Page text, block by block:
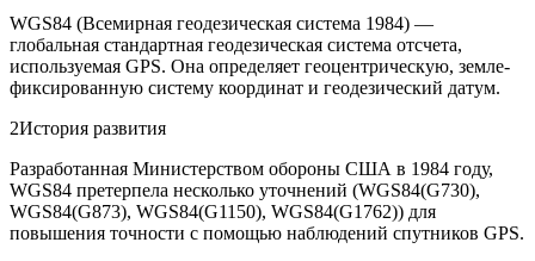
WGS84 (Всемирная геодезическая система 1984) —
глобальная стандартная геодезическая система отсчета,
используемая GPS. Она определяет геоцентрическую, земле-
фиксированную систему координат и геодезический датум.
2История развития
Разработанная Министерством обороны США в 1984 году,
WGS84 претерпела несколько уточнений (WGS84(G730),
WGS84(G873), WGS84(G1150), WGS84(G1762)) для
повышения точности с помощью наблюдений спутников GPS.